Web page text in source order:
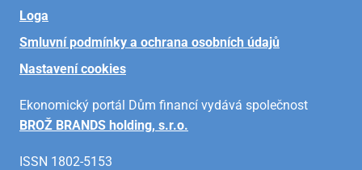
Loga
Smluvní podmínky a ochrana osobních údajů
Nastavení cookies
Ekonomický portál Dům financí vydává společnost
BROŽ BRANDS holding, s.r.o.
ISSN 1802-5153